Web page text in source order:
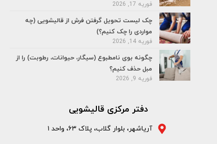
فوریه 17, 2026
چک لیست تحویل گرفتن فرش از قالیشویی (چه
مواردی را چک کنیم؟)
فوریه 14, 2026
چگونه بوی نامطبوع (سیگار، حیوانات، رطوبت) را از
مبل حذف کنیم؟
فوریه 9, 2026
دفتر مرکزی قالیشویی
آریاشهر، بلوار گلاب، پلاک ۶۳، واحد ۱